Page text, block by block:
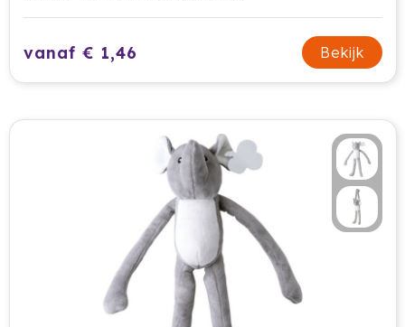
vanaf € 1,46 Bekijk